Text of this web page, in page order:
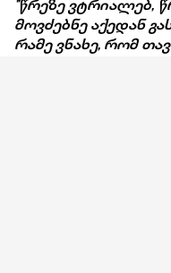
''წრეზე ვტრიალებ,
მოვძებნე აქედან
რამე ვნახე, რომ